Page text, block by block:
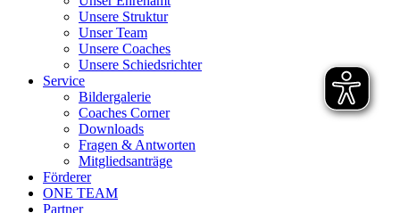
Unsere Struktur
Unser Team
Unsere Coaches
Unsere Schiedsrichter
Service
Bildergalerie
Coaches Corner
Downloads
Fragen & Antworten
Mitgliedsanträge
Förderer
ONE TEAM
Partner